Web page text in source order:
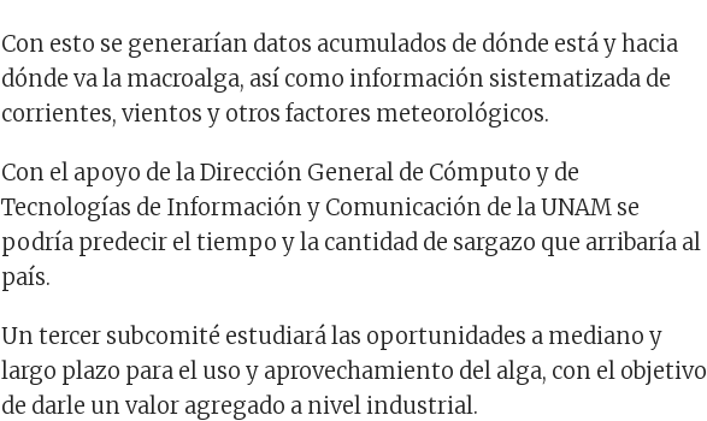
Con esto se generarían datos acumulados de dónde está y hacia
dónde va la macroalga, así como información sistematizada de
corrientes, vientos y otros factores meteorológicos.
Con el apoyo de la Dirección General de Cómputo y de
Tecnologías de Información y Comunicación de la UNAM se
podría predecir el tiempo y la cantidad de sargazo que arribaría al
país.
Un tercer subcomité estudiará las oportunidades a mediano y
largo plazo para el uso y aprovechamiento del alga, con el objetivo
de darle un valor agregado a nivel industrial.